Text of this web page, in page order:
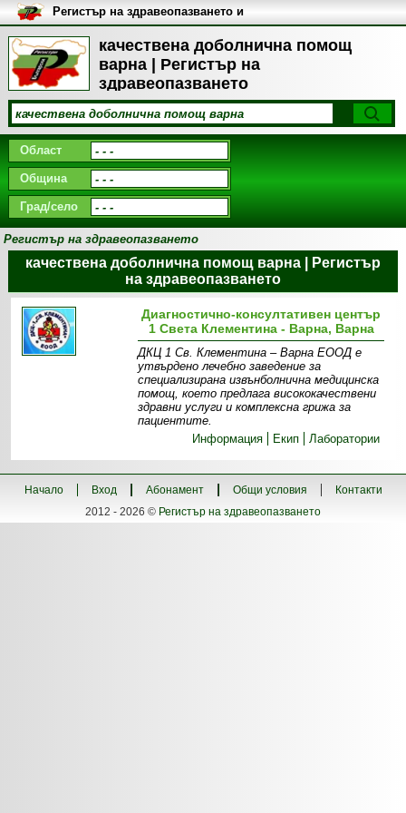
качествена доболнична помощ
варна | Регистър на
здравеопазването
Регистър на здравеопазването и
медицинските заведения в
България
Област
Община
Град/село
Регистър на здравеопазването
качествена доболнична помощ варна | Регистър
на здравеопазването
Диагностично-консултативен център
1 Света Клементина - Варна, Варна
ДКЦ 1 Св. Клементина – Варна ЕООД е
утвърдено лечебно заведение за
специализирана извънболнична медицинска
помощ, което предлага висококачествени
здравни услуги и комплексна грижа за
пациентите.
Информация
Екип Лаборатории
Начало Вход Абонамент Общи условия
Контакти
2012 - 2026 © Регистър на здравеопазването